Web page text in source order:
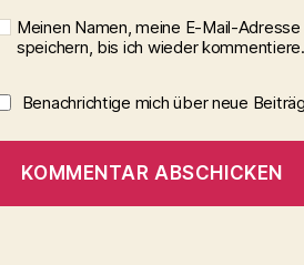
Meinen Namen, meine E-Mail-
speichern, bis ich wieder kommentiere.
Benachrichtige mich über neue